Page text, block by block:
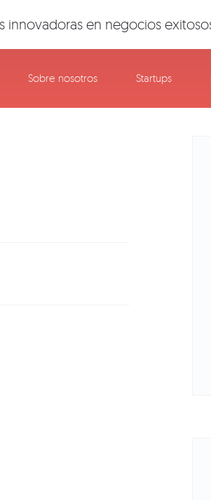
Sobre nosotros Startups
innovadoras en negocios